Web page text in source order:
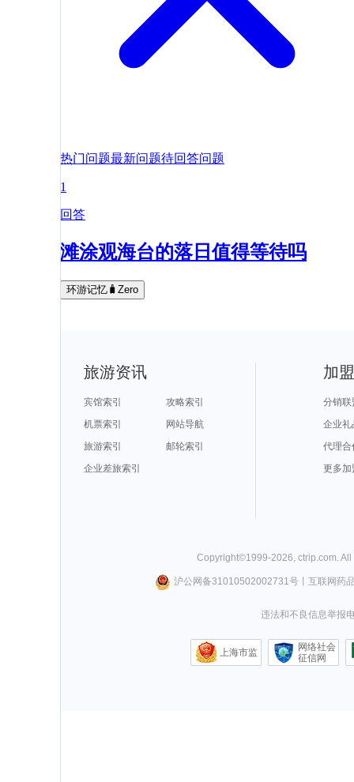
热门问题最新问题待回答问题
1
回答
滩涂观海台的落日值得等待吗
环游记忆🧳Zero
旅游资讯
宾馆索引
攻略索引
机票索引
网站导航
旅游索引
邮轮索引
企业差旅索引
加
分销联
企业礼
代理合
更多加
Copyright©1999-2026 ctrip.com .
沪公网备31010502002731号丨 互联网药
违法和不良信息举报
上海市监
网络社会
征信网